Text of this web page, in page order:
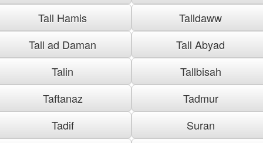
Tall Hamis
Talldaww
Tall ad Daman
Tall Abyad
Talin
Tallbisah
Taftanaz
Tadmur
Tadif
Suran